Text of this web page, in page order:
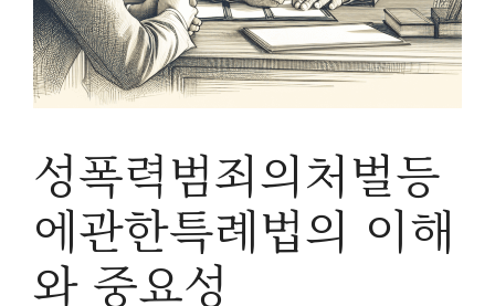
성폭력범죄의처벌등
에관한특례법의 이해
와 중요성